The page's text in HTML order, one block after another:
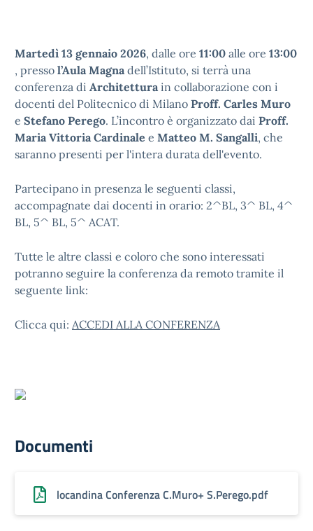
Martedì 13 gennaio 2026, dalle ore 11:00 alle ore 13:00
, presso l’Aula Magnadell’Istituto, si terrà una
conferenza di Architetturain collaborazione con i
docenti del Politecnico di Milano Proff. Carles Muro
e Stefano Perego. L’incontro è organizzato dai Proff.
Maria Vittoria Cardinale e Matteo M. Sangalli, che
saranno presenti per l'intera durata dell'evento.
Partecipano in presenza le seguenti classi,
accompagnate dai docenti in orario: 2^BL, 3^ BL, 4^
BL, 5^ BL, 5^ ACAT.
Tutte le altre classi e coloro che sono interessati
potranno seguire la conferenza da remoto tramite il
seguente link:
Clicca qui: ACCEDI ALLA CONFERENZA
Documenti
locandina Conferenza C.Muro+ S.Perego.pdf